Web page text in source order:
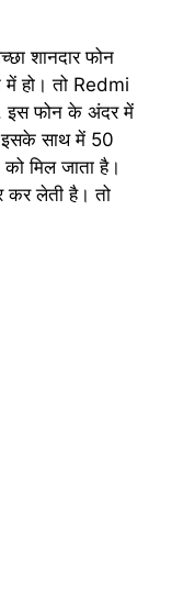
शानदार फोन
हो। तो Redmi
इस फोन के अंदर में
इसके साथ में 50
मिल जाता है।
कर लेती है। तो